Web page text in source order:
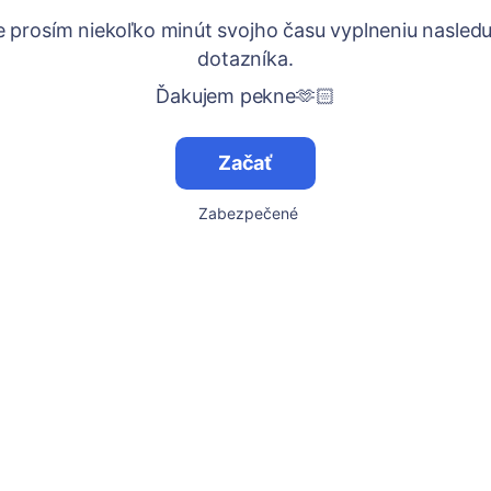
prosím niekoľko minút svojho času vyplneniu
dotazníka.
Ďakujem pekne🫶🏻
Začať
Zabezpečené